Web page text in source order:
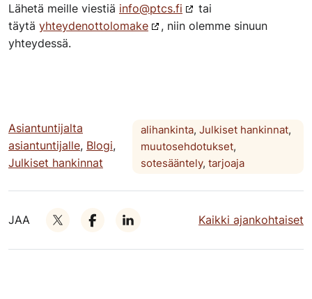
Lähetä meille viestiä info@ptcs.fi
tai
täytä yhteydenottolomake
, niin olemme sinuun
yhteydessä.
Asiantuntijalta
asiantuntijalle, Blogi,
Julkiset hankinnat
alihankinta, Julkiset hankinnat,
muutosehdotukset,
sotesääntely, tarjoaja
JAA Kaikki ajankohtaiset